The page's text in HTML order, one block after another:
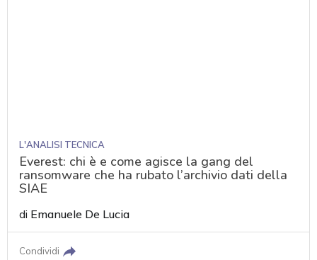
L'ANALISI TECNICA
Everest: chi è e come agisce la gang del
ransomware che ha rubato l’archivio dati della
SIAE
di Emanuele De Lucia
Condividi